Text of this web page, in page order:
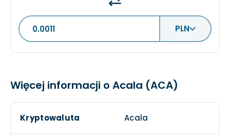
PLN
Więcej informacji o Acala (ACA)
Kryptowaluta Acala